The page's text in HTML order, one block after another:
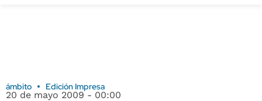
ámbito Edición Impresa
20 de mayo 2009 - 00:00